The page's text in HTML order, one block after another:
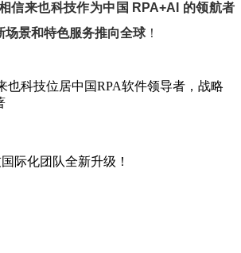
信来也科技作为中国 RPA+AI 的领航者
场景和特色服务推向全球！
也科技位居中国RPA软件领导者，战略
际化团队全新升级！